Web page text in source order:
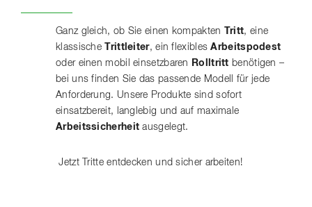
Ganz gleich, ob Sie einen kompakten Tritt, eine
klassische
Trittleiter, ein flexiblesArbeitspodest
oder einen mobil einsetzbaren
Rolltritt benötigen –
bei uns finden Sie das passende Modell für jede
Anforderung. Unsere Produkte sind sofort
einsatzbereit, langlebig und auf maximale
Arbeitssicherheit ausgelegt.
Jetzt Tritte entdecken und sicher arbeiten!